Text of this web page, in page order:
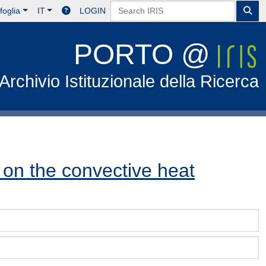
IT LOGIN
PORTO @
Istituzionale della Ricerca
the convective heat